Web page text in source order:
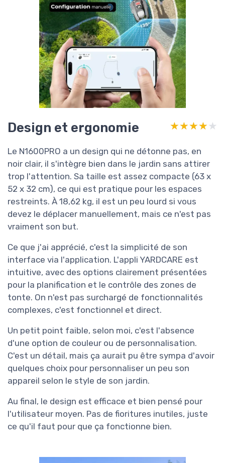
Design et ergonomie ★★★★★
★★★★★
Le N1600PRO a un design qui ne détonne pas, en
noir clair, il s'intègre bien dans le jardin sans attirer
trop l'attention. Sa taille est assez compacte (63 x
52 x 32 cm), ce qui est pratique pour les espaces
restreints. À 18,62 kg, il est un peu lourd si vous
devez le déplacer manuellement, mais ce n'est pas
vraiment son but.
Ce que j'ai apprécié, c'est la simplicité de son
interface via l'application. L'appli YARDCARE est
intuitive, avec des options clairement présentées
pour la planification et le contrôle des zones de
tonte. On n'est pas surchargé de fonctionnalités
complexes, c'est fonctionnel et direct.
Un petit point faible, selon moi, c'est l'absence
d'une option de couleur ou de personnalisation.
C'est un détail, mais ça aurait pu être sympa d'avoir
quelques choix pour personnaliser un peu son
appareil selon le style de son jardin.
Au final, le design est efficace et bien pensé pour
l'utilisateur moyen. Pas de fioritures inutiles, juste
ce qu'il faut pour que ça fonctionne bien.